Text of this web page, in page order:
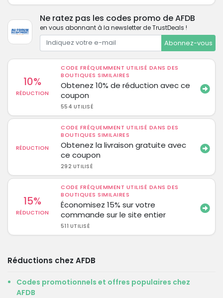
Ne ratez pas les codes promo de AFDB
en vous abonnant à la newsletter de TrustDeals !
Abonnez-vous
10%
RÉDUCTION
CODE FRÉQUEMMENT UTILISÉ DANS DES
BOUTIQUES SIMILAIRES
Obtenez 10% de réduction avec ce
coupon
554 UTILISÉ
RÉDUCTION
CODE FRÉQUEMMENT UTILISÉ DANS DES
BOUTIQUES SIMILAIRES
Obtenez la livraison gratuite avec
ce coupon
292 UTILISÉ
15%
RÉDUCTION
CODE FRÉQUEMMENT UTILISÉ DANS DES
BOUTIQUES SIMILAIRES
Économisez 15% sur votre
commande sur le site entier
511 UTILISÉ
Réductions chez AFDB
Codes promotionnels et offres populaires chez
AFDB